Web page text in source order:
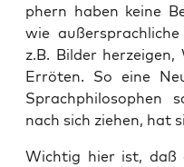
phern haben kei­ne
wie
z.B. Bil­der her­zei­gen,
Errö­ten. So eine
Sprach­phi­lo­so­phen
nach sich zie­hen, hat
Wich­tig hier ist, daß